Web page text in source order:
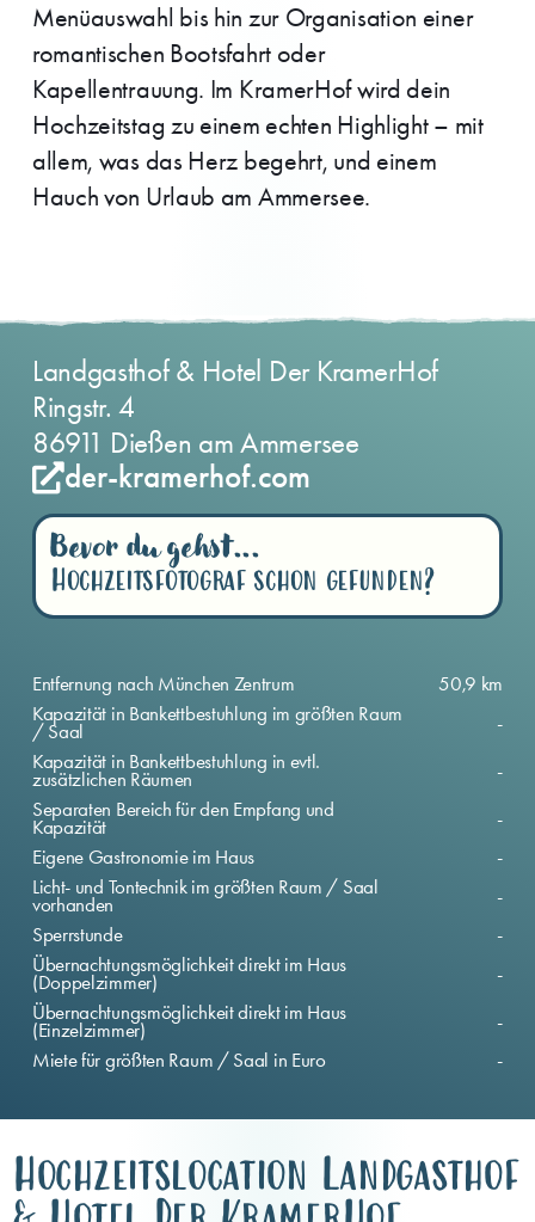
Menüauswahl bis hin zur Organisation einer
romantischen Bootsfahrt oder
Kapellentrauung. Im KramerHof wird dein
Hochzeitstag zu einem echten Highlight – mit
allem, was das Herz begehrt, und einem
Hauch von Urlaub am Ammersee.
Landgasthof & Hotel Der KramerHof
Ringstr. 4
86911 Dießen am Ammersee
der-kramerhof.com
Bevor du gehst...
Hochzeitsfotograf schon gefunden?
Entfernung nach München Zentrum
50,9 km
Kapazität in Bankettbestuhlung im größten Raum
/ Saal
-
Kapazität in Bankettbestuhlung in evtl.
zusätzlichen Räumen
-
Separaten Bereich für den Empfang und
Kapazität
-
Eigene Gastronomie im Haus
-
Licht- und Tontechnik im größten Raum / Saal
vorhanden
-
Sperrstunde
-
Übernachtungsmöglichkeit direkt im Haus
(Doppelzimmer)
-
Übernachtungsmöglichkeit direkt im Haus
(Einzelzimmer)
-
Miete für größten Raum / Saal in Euro
-
Hochzeitslocation Landgasthof